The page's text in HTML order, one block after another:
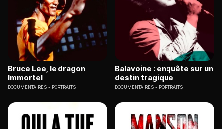
Bruce Lee, le dragon
Immortel
DOCUMENTAIRES PORTRAITS
Balavoine : enquête sur un
destin tragique
DOCUMENTAIRES PORTRAITS